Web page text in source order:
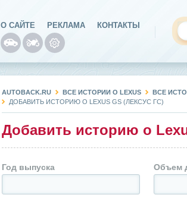
О САЙТЕ РЕКЛАМА КОНТАКТЫ
AUTOBACK.RU ВСЕ ИСТОРИИ О LEXUS
ВСЕ
ДОБАВИТЬ ИСТОРИЮ О LEXUS GS (ЛЕКСУС ГС)
Добавить историю о
Год выпуска Объем